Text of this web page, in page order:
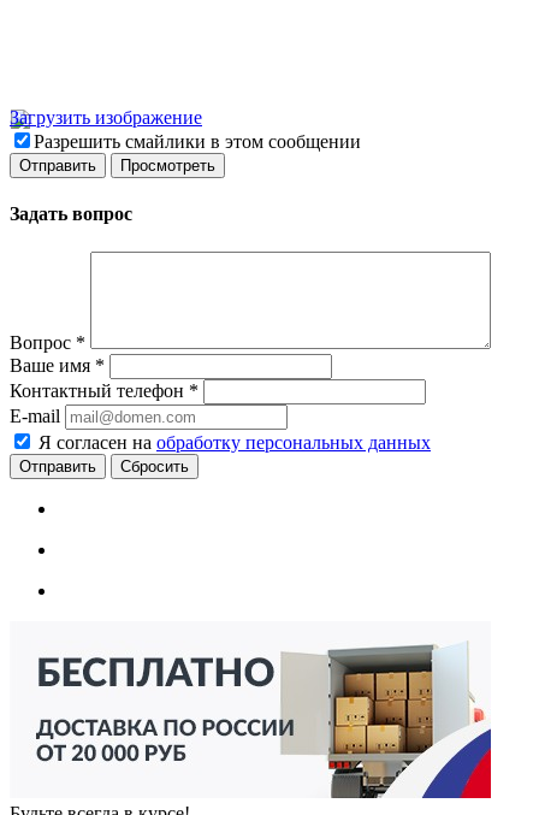
Загрузить изображение
Разрешить смайлики в этом сообщении
Задать вопрос
Вопрос *
Ваше имя *
Контактный телефон *
E-mail
Я согласен на обработку персональных данных
Сбросить